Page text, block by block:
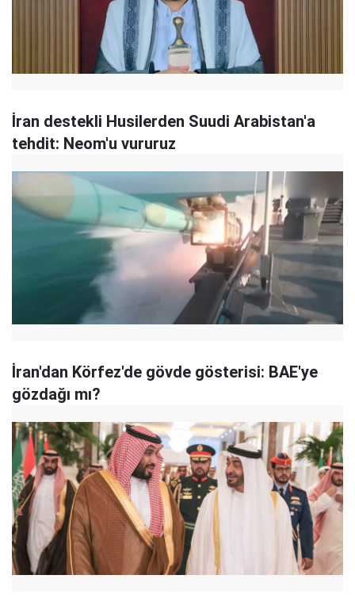
İran destekli Husilerden Suudi Arabistan'a
tehdit: Neom'u vururuz
İran'dan Körfez'de gövde gösterisi: BAE'ye
gözdağı mı?